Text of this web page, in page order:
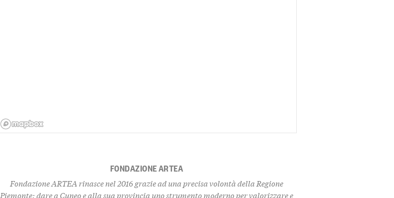
FONDAZIONE ARTEA
Fondazione ARTEA rinasce nel 2016 grazie ad una precisa volontà della Regione
Piemonte: dare a Cuneo e alla sua provincia uno strumento moderno per valorizzare e